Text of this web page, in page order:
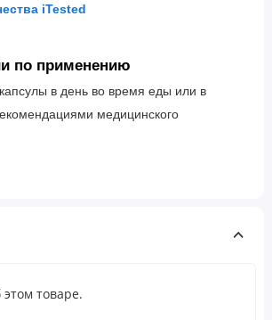
iTested
по применению
в день во время еды или в
медицинского
(ПЭА), Динатриевая соль
товаре.